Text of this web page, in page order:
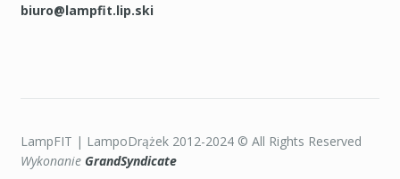
biuro@lampfit.lip.ski
LampFIT | LampoDrążek 2012-2024 © All Rights Reserved
Wykonanie GrandSyndicate